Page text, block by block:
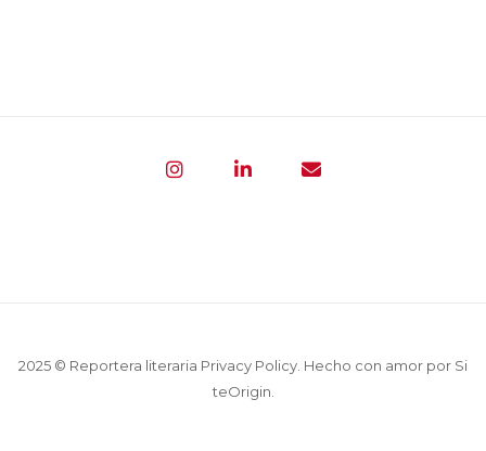
2025 © Reportera literaria Privacy Policy. Hecho con amor por Si
teOrigin.